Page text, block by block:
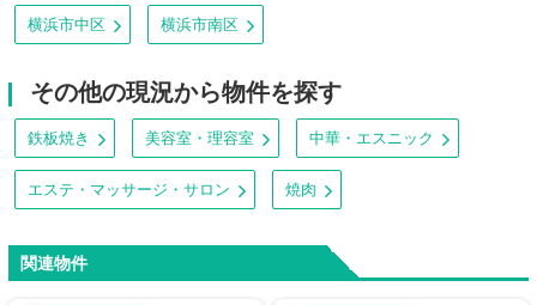
横浜市中区 横浜市南区
その他の現況から物件を探す
鉄板焼き 美容室・理容室 中華・エスニック
エステ・マッサージ・サロン 焼肉
関連物件